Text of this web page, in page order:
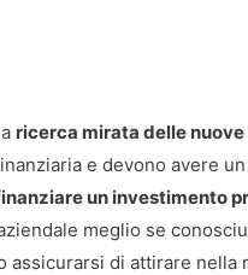
ricerca mirata delle
e devono avere
un investimento
meglio se
assicurarsi di attirare